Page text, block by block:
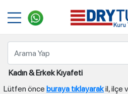
Kadın & Erkek Kıyafeti
Lütfen önce buraya tıklayarakil, ilçe